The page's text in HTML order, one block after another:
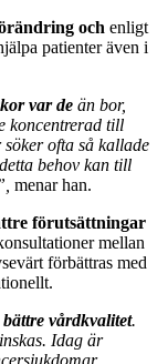
och enligt
patienter även i
var de än bor,
koncentrerad till
ofta så kallade
behov kan till
menar han.
förutsättningar
mellan
förbättras med
vårdkvalitet.
Idag är